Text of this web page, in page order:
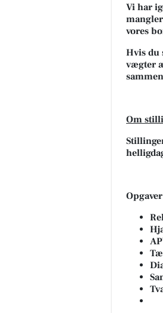
Vi har
vores
Hvis du
vægter
Om